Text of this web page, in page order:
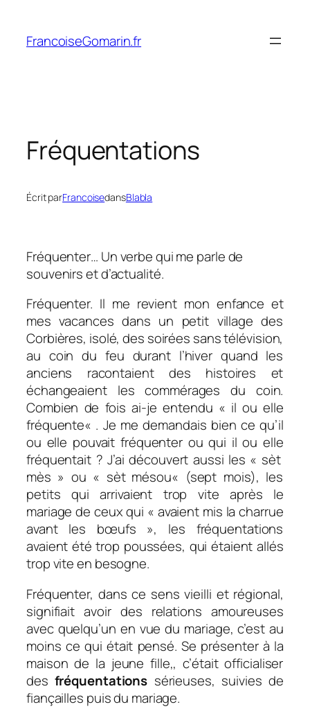
contenu
FrancoiseGomarin.fr
Fréquentations
Écrit parFrancoisedansBlabla
Fréquenter… Un verbe qui me parle de
souvenirs et d’actualité.
Fréquenter. Il me revient mon enfance et
mes vacances dans un petit village des
Corbières, isolé, des soirées sans télévision,
au coin du feu durant l’hiver quand les
anciens racontaient des histoires et
échangeaient les commérages du coin.
Combien de fois ai-je entendu « il ou elle
fréquente« . Je me demandais bien ce qu’il
ou elle pouvait fréquenter ou qui il ou elle
fréquentait ? J’ai découvert aussi les « sèt
mès » ou « sèt mésou« (sept mois), les
petits qui arrivaient trop vite après le
mariage de ceux qui « avaient mis la charrue
avant les bœufs », les fréquentations
avaient été trop poussées, qui étaientallés
trop vite en besogne.
Fréquenter, dans ce sens vieilli et régional,
signifiait avoir des relations amoureuses
avec quelqu’un en vue du mariage, c’est au
moins ce qui était pensé. Se présenter à la
maison de la jeune fille,, c’était officialiser
des fréquentations sérieuses, suivies de
fiançailles puis du mariage.